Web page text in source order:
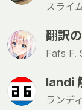
スライ
翻訳
Fafs F.
landi
ランデ